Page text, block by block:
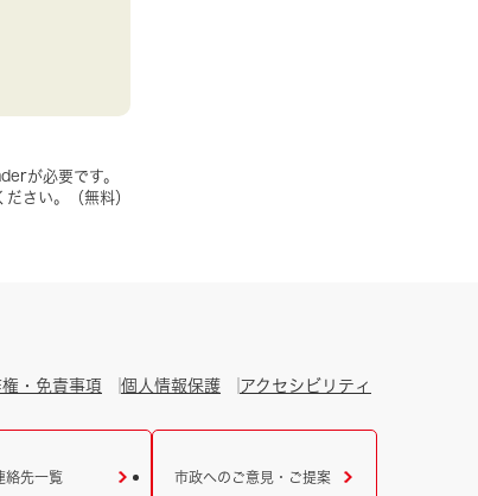
が必要です。
さい。（無料）
・免責事項 個人情報保護 アクセシビリティ
絡先一覧 市政へのご意見・ご提案